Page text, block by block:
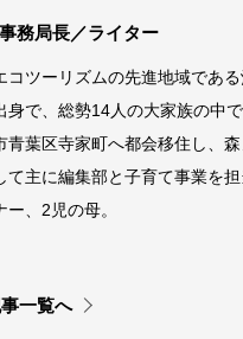
事務局長／ライター
コツーリズムの先進地域であ
身で、総勢14人の大家族の中
青葉区寺家町へ都会移住し、
て主に編集部と子育て事業を
、2児の母。
一覧へ